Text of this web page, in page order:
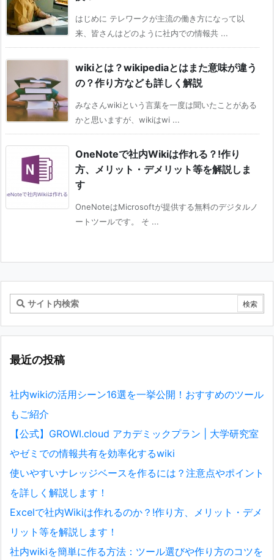
はじめに テレワークが主流の働き方になって以
来、皆さんはどのように社内での情報共 ...
wikiとは？wikipediaとはまた意味が違う
の？作り方なども詳しく解説
みなさんwikiという言葉を一度は聞いたことがある
かと思いますが、wikiはwi ...
OneNoteで社内Wikiは作れる？!作り
方、メリット・デメリット等を解説しま
す
OneNoteはMicrosoftが提供する無料のデジタルノ
ートツールです。 そ ...
最近の投稿
社内wikiの活用シーン16選を一挙公開！おすすめのツール
もご紹介
【公式】GROWI.cloud アカデミックプラン | 大学研究室
やゼミでの情報共有を効率化するwiki
使いやすいナレッジベースを作るには？注意点やポイント
を詳しく解説します！
Excelで社内Wikiは作れるのか？!作り方、メリット・デメ
リット等を解説します！
社内wikiを簡単に作る方法：ツール選びや作り方のコツを